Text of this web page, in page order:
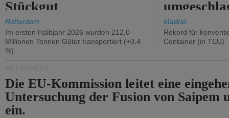
Stückgut
zurückgingen.
Rotterdam
Im ersten Halbjahr 2026 wurden 212,0
Millionen Tonnen Güter transportiert (+0,4
%).
%).
Madrid
Rekord für
Container (in TEU)
Die EU-Kommission leitet eine
Untersuchung der Fusion von Saipem
ein.